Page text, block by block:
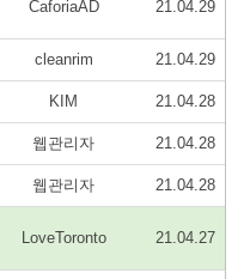
CaforiaAD 21.04.29
cleanrim 21.04.29
KIM 21.04.28
웹관리자 21.04.28
웹관리자 21.04.28
LoveToronto 21.04.27